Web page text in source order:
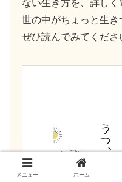
ない生き方を、詳し
世の中がちょっと生
ぜひ読んでみてくださ
メニュー ホーム